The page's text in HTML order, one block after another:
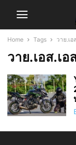
Home Tags วาย.เอ
วาย.เอส.เอ